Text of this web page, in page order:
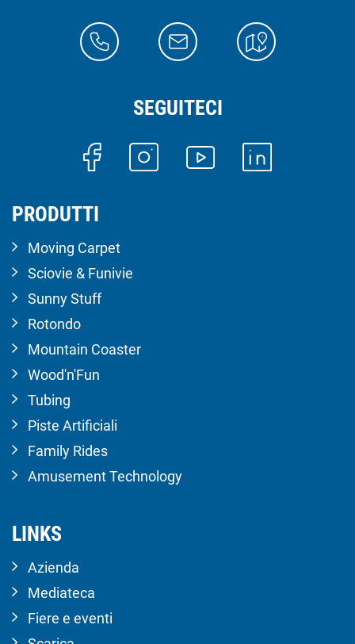
SEGUITECI
PRODUTTI
Moving Carpet
Sciovie & Funivie
Sunny Stuff
Rotondo
Mountain Coaster
Wood'n'Fun
Tubing
Piste Artificiali
Family Rides
Amusement Technology
LINKS
Azienda
Mediateca
Fiere e eventi